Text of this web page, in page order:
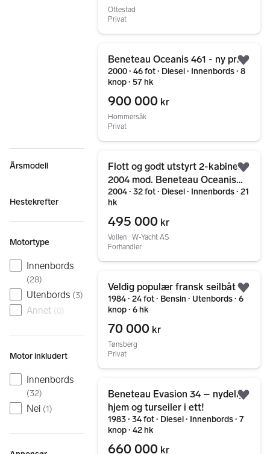
Årsmodell
Hestekrefter
Motortype
Innenbords
(28)
Utenbords (3)
Annet (0)
Motor inkludert
Innenbords
(32)
Nei (1)
Ottestad
Privat
Beneteau Oceanis 461 - ny pris
2000 ∙ 46 fot ∙ Diesel ∙ Innenbords ∙ 8
knop ∙ 57 hk
900 000 kr
Hommersåk
Privat
Flott og godt utstyrt 2-kabiners
2004 mod. Beneteau Oceanis
323 selges!
2004 ∙ 32 fot ∙ Diesel ∙ Innenbords ∙ 21
hk
495 000 kr
Vollen ∙ W-Yacht AS
Forhandler
Veldig populær fransk seilbåt
1984 ∙ 24 fot ∙ Bensin ∙ Utenbords ∙ 6
knop ∙ 6 hk
70 000 kr
Tønsberg
Privat
Beneteau Evasion 34 – nydelig
hjem og turseiler i ett!
1983 ∙ 34 fot ∙ Diesel ∙ Innenbords ∙ 7
knop ∙ 42 hk
660 000 kr